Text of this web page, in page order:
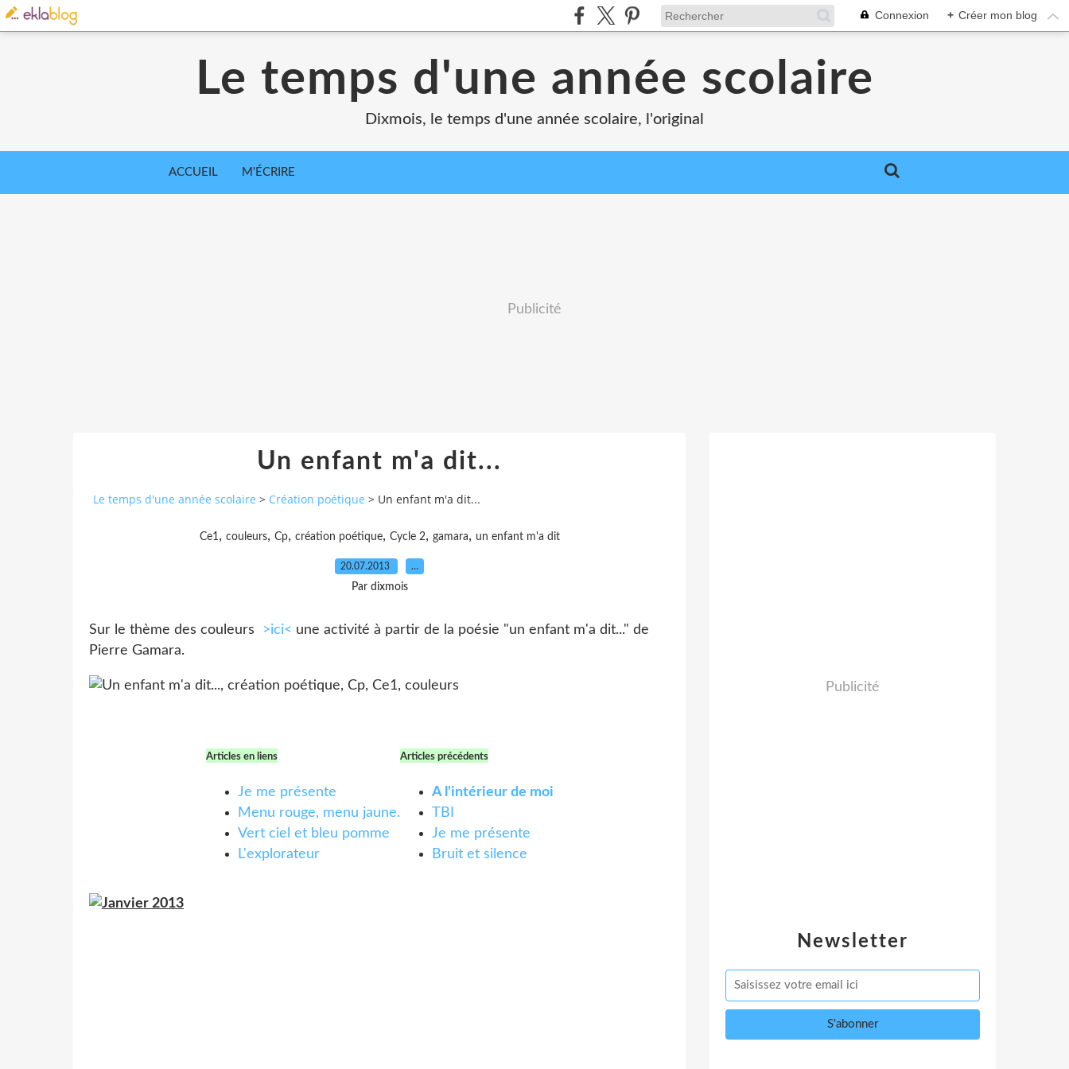
Connexion + Créer mon blog
Le temps d'une année scolaire
Dixmois, le temps d'une année scolaire, l'original
ACCUEIL M'ÉCRIRE
Publicité
Un enfant m'a dit...
Le temps d'une année scolaire > Création poétique > Un enfant m'a dit...
Ce1 , couleurs, Cp, création poétique, Cycle 2, gamara, un enfant m'a dit
20.07.2013 …
Par dixmois
Sur le thème des couleurs >ici< une activité à partir de la poésie "un enfant m'a dit..." de
Pierre Gamara.
Articles en liens
Je me présente
Menu rouge, menu jaune.
Vert ciel et bleu pomme
L'explorateur
Articles précédents
A l'intérieur de moi
TBI
Je me présente
Bruit et silence
Newsletter
Publicité